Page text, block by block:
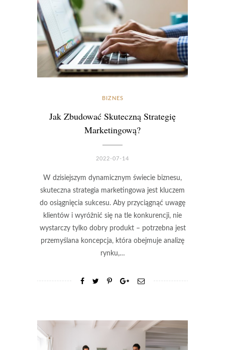
BIZNES
Jak Zbudować Skuteczną Strategię
Marketingową?
2022-07-14
W dzisiejszym dynamicznym świecie biznesu,
skuteczna strategia marketingowa jest kluczem
do osiągnięcia sukcesu. Aby przyciągnąć uwagę
klientów i wyróżnić się na tle konkurencji, nie
wystarczy tylko dobry produkt – potrzebna jest
przemyślana koncepcja, która obejmuje analizę
rynku,…